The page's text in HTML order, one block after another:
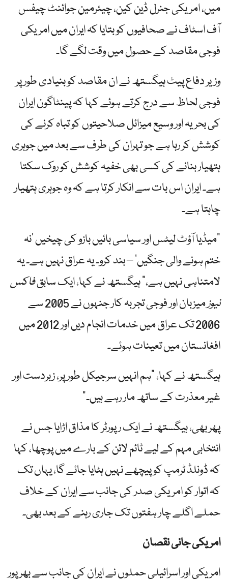
میں، امریکی جنرل ڈین کین، چیئرمین جوائنٹ چیفس
آف اسٹاف نے صحافیوں کو بتایا کہ ایران میں امریکی
فوجی مقاصد کے حصول میں وقت لگے گا۔
وزیر دفاع پیٹ ہیگستھ نے ان مقاصد کو بنیادی طور پر
فوجی لحاظ سے درج کرتے ہوئے کہا کہ پینٹاگون ایران
کی بحریہ اور وسیع میزائل صلاحیتوں کو تباہ کرنے کی
کوشش کر رہا ہے جو تہران کی طرف سے بعد میں جوہری
ہتھیار بنانے کی کسی بھی خفیہ کوشش کو روک سکتا
ہے۔ ایران اس بات سے انکار کرتا ہے کہ وہ جوہری ہتھیار
چاہتا ہے۔
"میڈیا آؤٹ لیٹس اور سیاسی بائیں بازو کی چیخیں ‘نہ
ختم ہونے والی جنگیں’ – بند کرو۔ یہ عراق نہیں ہے۔ یہ
لامتناہی نہیں ہے،” ہیگستھ نے کہا، ایک سابقفاکس
نیوز
میزبان اور فوجی تجربہ کار جنہوں نے 2005 سے
2006 تک عراق میں خدمات انجام دیں اور 2012 میں
افغانستان میں تعینات ہوئے۔
ہیگستھ نے کہا، "ہم انہیں سرجیکل طور پر، زبردست اور
غیر معذرت کے ساتھ مار رہے ہیں۔”
پھر بھی، ہیگستھ نے ایک رپورٹر کا مذاق اڑایا جس نے
انتخابی مہم کے لیے ٹائم لائن کے بارے میں پوچھا، کہا
کہ ڈونلڈ ٹرمپ کو پیچھے نہیں ہٹایا جائے گا، یہاں تک
کہ اتوار کو امریکی صدر کی جانب سے ایران کے خلاف
حملے اگلے چار ہفتوں تک جاری رہنے کے بعد بھی۔
امریکی جانی نقصان
امریکی اور اسرائیلی حملوں نے ایران کی جانب سے بھرپور